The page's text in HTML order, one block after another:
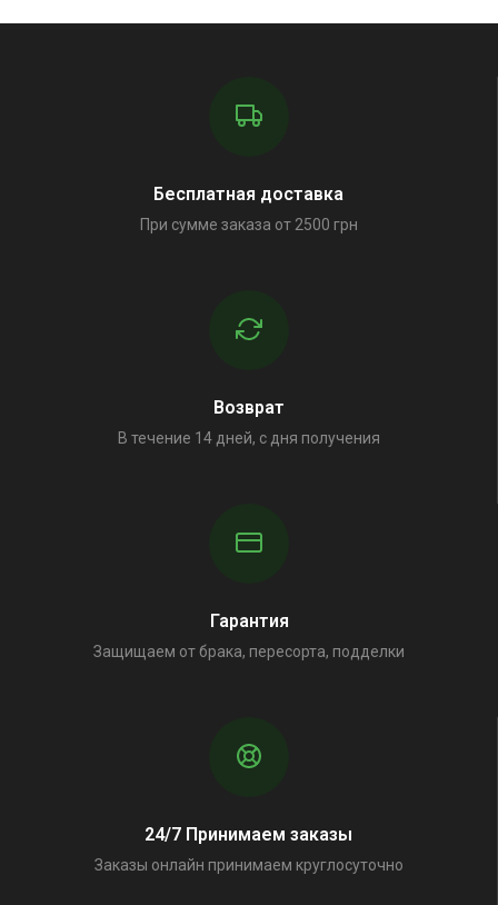
Бесплатная доставка
При сумме заказа от 2500 грн
Возврат
В течение 14 дней, с дня получения
Гарантия
Защищаем от брака, пересорта, подделки
24/7 Принимаем заказы
Заказы онлайн принимаем круглосуточно